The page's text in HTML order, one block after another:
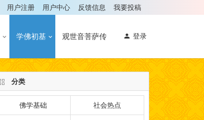
用户注册 用户中心 反馈信息 我要投稿
登录
学佛初基 观世音菩萨传
分类
佛学基础 社会热点